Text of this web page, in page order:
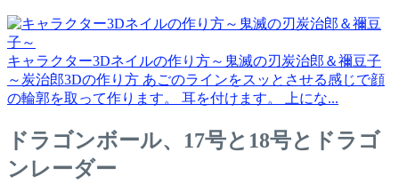
キャラクター3Dネイルの作り方～鬼滅の刃炭治郎＆禰豆子
～ 炭治郎3Dの作り方 あごのラインをスッとさせる感じで顔
の輪郭を取って作ります。 耳を付けます。 上にな...
ドラゴンボール、17号と18号とドラゴ
ンレーダー